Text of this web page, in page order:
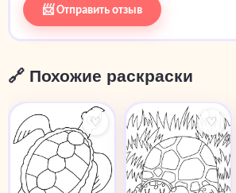
📨 Отправить отзыв
🔗 Похожие раскраски
♡ ♡